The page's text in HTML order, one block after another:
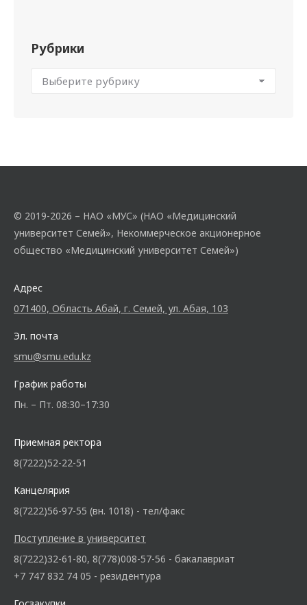
Рубрики
© 2019-2026 – НАО «МУС» (НАО «Медицинский
университет Семей», Некоммерческое акционерное
общество «Медицинский университет Семей»)
Адрес
071400, Область Абай, г. Семей, ул. Абая, 103
Эл. почта
smu@smu.edu.kz
График работы
Пн. – Пт. 08:30–17:30
Приемная ректора
8(7222)52-22-51
Канцелярия
8(7222)56-97-55 (вн. 1018) - тел/факс
Поступление в университет
8(7222)32-61-80, 8(778)008-57-56 - бакалавриат
+7 747 832 74 05 - резидентура